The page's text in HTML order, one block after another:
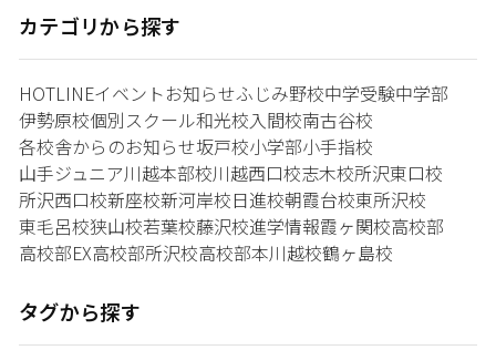
カテゴリから探す
HOTLINEイベントお知らせふじみ野校中学受験中学部
伊勢原校個別スクール和光校入間校南古谷校
各校舎からのお知らせ坂戸校小学部小手指校
山手ジュニア川越本部校川越西口校志木校所沢東口校
所沢西口校新座校新河岸校日進校朝霞台校東所沢校
東毛呂校狭山校若葉校藤沢校進学情報霞ヶ関校高校部
高校部EX高校部所沢校高校部本川越校鶴ヶ島校
タグから探す